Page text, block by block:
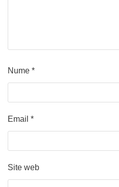
Nume *
Email *
Site web